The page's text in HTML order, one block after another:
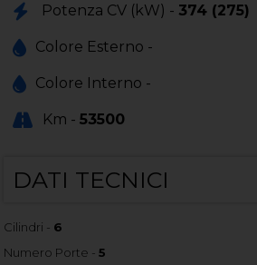
Potenza CV (kW) - 374 (275)
Colore Esterno -
Colore Interno -
Km -53500
DATI TECNICI
Cilindri - 6
Numero Porte -5